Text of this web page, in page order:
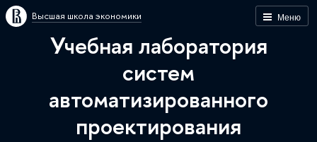
Меню
Высшая школа экономики
Учебная лаборатория
систем
автоматизированного
проектирования